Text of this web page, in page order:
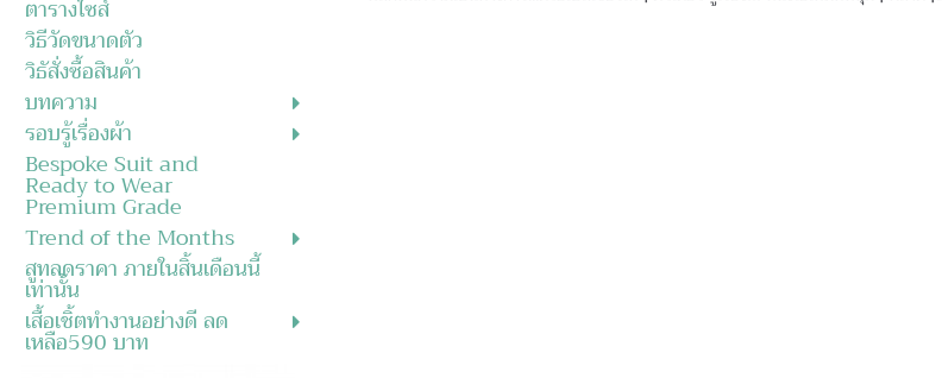
ตารางไซส์
วิธีวัดขนาดตัว
วิธัสั่งซื้อสินค้า
บทความ
รอบรู้เรื่องผ้า
Bespoke Suit and
Ready to Wear
Premium Grade
Trend of the Months
สูทลดราคา ภายในสิ้นเดือนนี้
เท่านั้น
เสื้อเชิ้ตทำงานอย่างดี ลด
เหลือ590 บาท